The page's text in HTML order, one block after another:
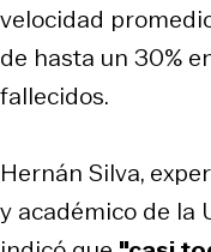
velocidad
de hasta un 30%
fallecidos.
Hernán Silva,
y académico de la